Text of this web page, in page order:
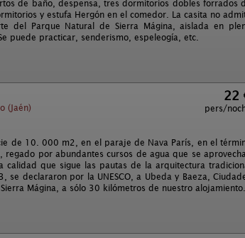
de baño, despensa, tres dormitorios dobles forrados
y estufa Hergón en el comedor. La casita no
del Parque Natural de Sierra Mágina, aislada en
puede practicar, senderismo, espeleogía, etc.
(Jaén)
22
pers/
de 10. 000 m2, en el paraje de Nava París, en el
por abundantes cursos de agua que se
calidad que sigue las pautas de la arquitectura
declararon por la UNESCO, a Ubeda y Baeza,
Mágina, a sólo 30 kilómetros de nuestro alojamiento.